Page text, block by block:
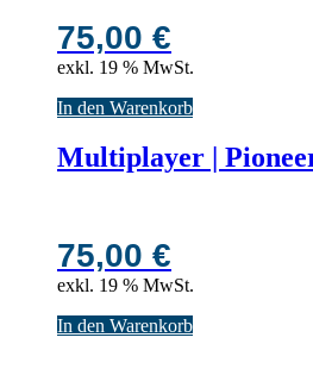
75,00 €
exkl. 19 % MwSt.
In den Warenkorb
Multiplayer |
75,00 €
exkl. 19 % MwSt.
In den Warenkorb